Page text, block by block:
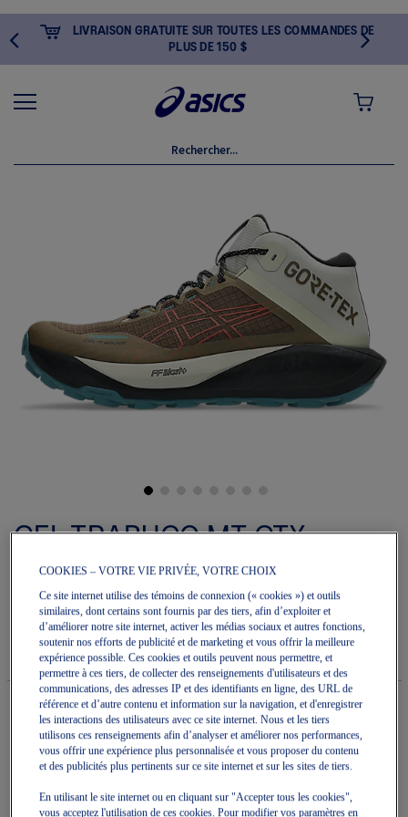
LIVRAISON GRATUITE SUR TOUTES LES COMMANDES DE
PLUS DE 150 $
MON
to
the
images
gallery
GEL-TRABUCO MT GTX
Chaussures De Course Pour Hommes
étoile(s)
pour
moyenne
5.0 (1) Écrire un avis
250,00 $
DISPONIBLE
1011C085.200
Quantité
Ajouter au panier
COOKIES – VOTRE VIE PRIVÉE, VOTRE CHOIX
Ce site internet utilise des témoins de connexion (« cookies ») et outils
similaires, dont certains sont fournis par des tiers, afin d’exploiter et
d’améliorer notre site internet, activer les médias sociaux et autres fonctions,
soutenir nos efforts de publicité et de marketing et vous offrir la meilleure
expérience possible. Ces cookies et outils peuvent nous permettre, et
permettre à ces tiers, de collecter des renseignements d'utilisateurs et des
communications, des adresses IP et des identifiants en ligne, des URL de
référence et d’autre contenu et information sur la navigation, et d'enregistrer
les interactions des utilisateurs avec ce site internet. Nous et les tiers
utilisons ces renseignements afin d’analyser et améliorer nos performances,
vous offrir une expérience plus personnalisée et vous proposer du contenu
et des publicités plus pertinents sur ce site internet et sur les sites de tiers.
En utilisant le site internet ou en cliquant sur "Accepter tous les cookies",
vous acceptez l'utilisation de ces cookies. Pour modifier vos paramètres en